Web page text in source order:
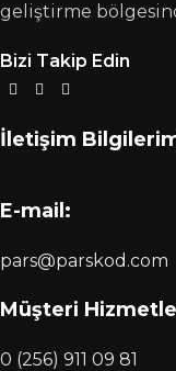
geliştirme
Bizi Takip Edin
İletişim
E-mail:
pars@parskod.com
Müşteri
0 (256) 911 09 81